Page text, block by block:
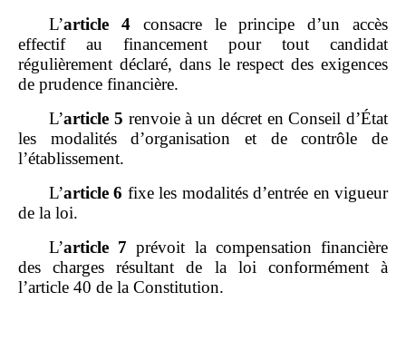
L’article 4consacre le principe d’un accès
effectif au financement pour tout candidat
régulièrement déclaré, dans le respect des exigences
de prudence financière.
L’article 5 renvoie à un décret en Conseil d’État
les modalités d’organisation et de contrôle de
l’établissement.
L’article 6 fixe les modalités d’entrée en vigueur
de la loi.
L’article 7 prévoit la compensation financière
des charges résultant de la loi conformément à
l’article 40 de la Constitution.